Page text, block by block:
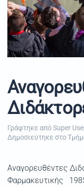
Γράφτηκε από Super
Δημοσιεύτηκε στο
Αναγορευθέντες
Φαρμακευτικής